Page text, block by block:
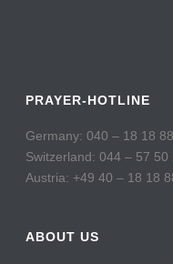
PRAYER-HOTLINE
Germany: 040 – 18 18
Switzerland: 044 – 57 50
Austria: +49 40 – 18 18
ABOUT US